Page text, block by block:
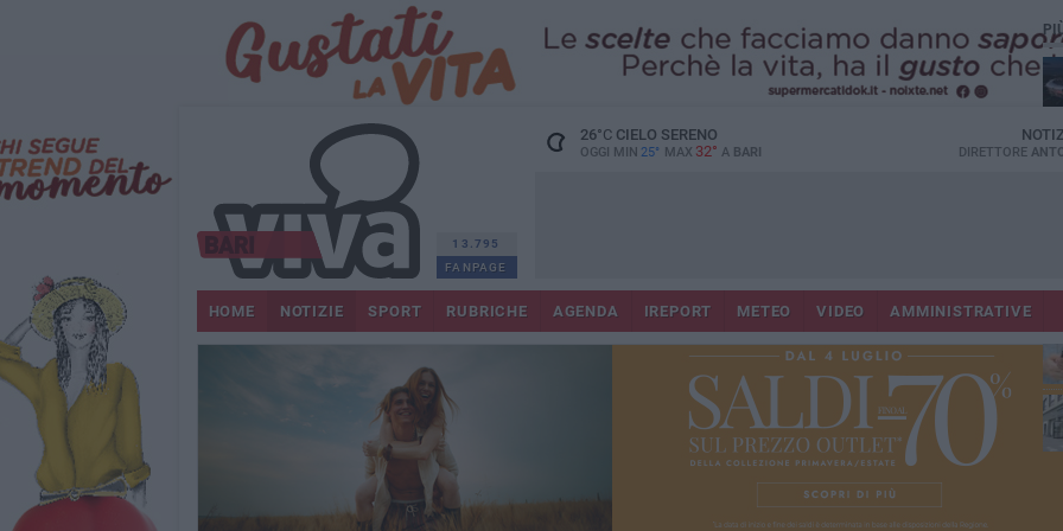
13.795
FANPAGE
26°CCIELO SERENO
OGGI MIN 25° MAX 32° A BARI DIRETTORE
HOME NOTIZIE SPORT RUBRICHE AGENDA IREPORT METEO VIDEO AMMINISTRATIVE